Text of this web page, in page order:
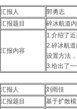
汇报人
郭勇志
汇报题目
碎冰航道
汇报内容
1.介绍了
2.碎冰航
设置方法
3.给出了
汇报人
刘雨佳
汇报题目
基于扩散